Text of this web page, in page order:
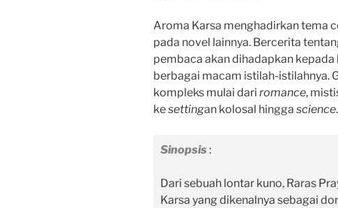
Aroma Karsa menghadirkan tema
pada novel lainnya. Bercerita
pembaca akan dihadapkan
berbagai macam istilah-istilahnya.
kompleks mulai dari romance,
kesettingan kolosal hingga science.
Sinopsis :
Dari sebuah lontar kuno, Raras
Karsa yang dikenalnya sebagai